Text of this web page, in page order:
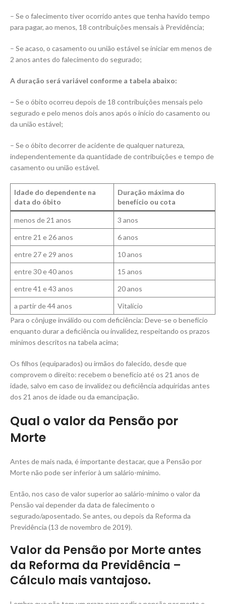
– Se o falecimento tiver ocorrido antes que tenha havido tempo
para pagar, ao menos, 18 contribuições mensais à Previdência;
– Se acaso, o casamento ou união estável se iniciar em menos de
2 anos antes do falecimento do segurado;
A duração será variável conforme a tabela abaixo:
– Se o óbito ocorreu depois de 18 contribuições mensais pelo
segurado e pelo menos dois anos após o início do casamento ou
da união estável;
– Se o óbito decorrer de acidente de qualquer natureza,
independentemente da quantidade de contribuições e tempo de
casamento ou união estável.
Idade do dependente na
data do óbito
Duração máxima do
benefício ou cota
menos de 21 anos
3 anos
entre 21 e 26 anos
6 anos
entre 27 e 29 anos
10 anos
entre 30 e 40 anos
15 anos
entre 41 e 43 anos
20 anos
a partir de 44 anos
Vitalício
Para o cônjuge inválido ou com deficiência: Deve-se o benefício
enquanto durar a deficiência ou invalidez, respeitando os prazos
mínimos descritos na tabela acima;
Os filhos (equiparados) ou irmãos do falecido, desde que
comprovem o direito: recebem o benefício até os 21 anos de
idade, salvo em caso de invalidez ou deficiência adquiridas antes
dos 21 anos de idade ou da emancipação.
Qual o valor da Pensão por
Morte
Antes de mais nada, é importante destacar, que a Pensão por
Morte não pode ser inferior à um salário-mínimo.
Então, nos caso de valor superior ao salário-mínimo o valor da
Pensão vai depender da data de falecimento o
segurado/aposentado. Se antes, ou depois da Reforma da
Previdência (13 de novembro de 2019).
Valor da Pensão por Morte antes
da Reforma da Previdência –
Cálculo mais vantajoso.